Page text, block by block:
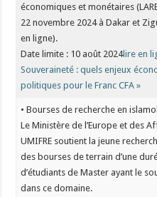
économiques et monétaires
22 novembre 2024 à Dakar et
en ligne).
Date limite : 10 août 2024lire en
Souveraineté : quels enjeux
politiques pour le Franc CFA »
• Bourses de recherche en
Le Ministère de l’Europe et des
UMIFRE soutient la jeune
des bourses de terrain d’une
d’étudiants de Master ayant le
dans ce domaine.